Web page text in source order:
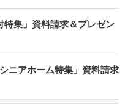
集」資料請求＆プレゼン
ニアホーム特集」資料請求